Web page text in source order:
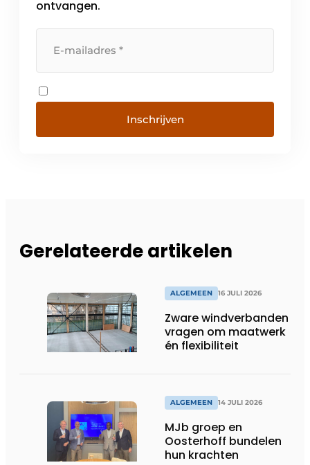
ontvangen.
Inschrijven
Gerelateerde artikelen
ALGEMEEN 16 JULI 2026
Zware windverbanden
vragen om maatwerk
én flexibiliteit
ALGEMEEN 14 JULI 2026
MJb groep en
Oosterhoff bundelen
hun krachten